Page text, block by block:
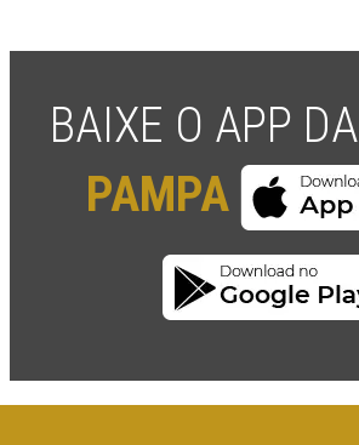
BAIXE O APP DA
PAMPA